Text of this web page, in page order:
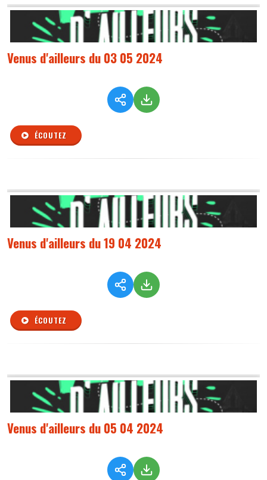
Venus d'ailleurs du 03 05 2024
ÉCOUTEZ
Venus d'ailleurs du 19 04 2024
ÉCOUTEZ
Venus d'ailleurs du 05 04 2024